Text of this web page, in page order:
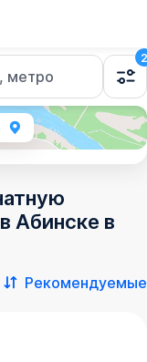
метро
2
Абинске в
Рекомендуемые